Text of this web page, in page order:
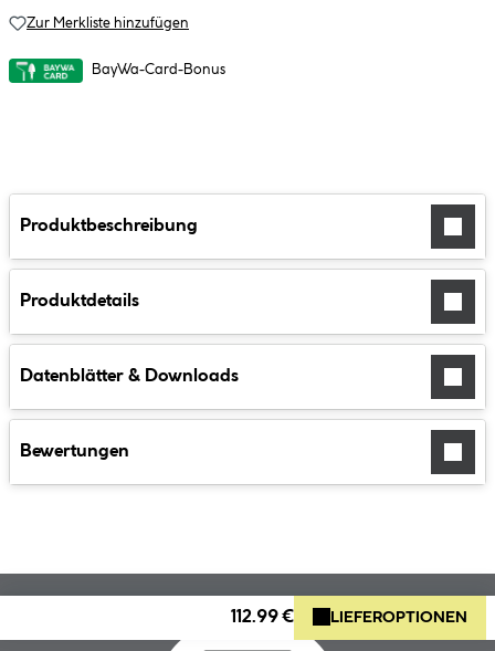
Zur Merkliste hinzufügen
BayWa-Card-Bonus
Produktbeschreibung
Produktdetails
Datenblätter & Downloads
Bewertungen
112.99 € LIEFEROPTIONEN